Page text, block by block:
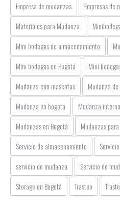
Empresa de mudanzas
Empresas de
Materiales para Mudanza
Mini bodegas de almacenamiento
Mini bodegas en Bogotá
Mini
Mudanza con mascotas
Mudanza
Mudanza en bogota
Mudanza
Mudanzas en Bogotá
Mudanzas
Servicio de almacenamiento
servicio de mudanza
Servicio de
Storage en Bogotá
Trasteo